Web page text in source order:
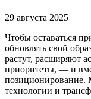
29 августа 2025
Чтобы оставаться
обновлять свой
растут, расширяют
приоритеты, — и
позиционирование.
технологии и